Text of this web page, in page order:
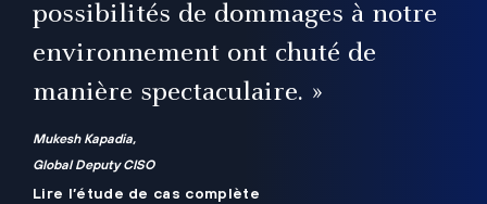
possibilités de dommages à notre
environnement ont chuté de
manière spectaculaire. »
Mukesh Kapadia,
Global Deputy CISO
Lire l’étude de cas complète